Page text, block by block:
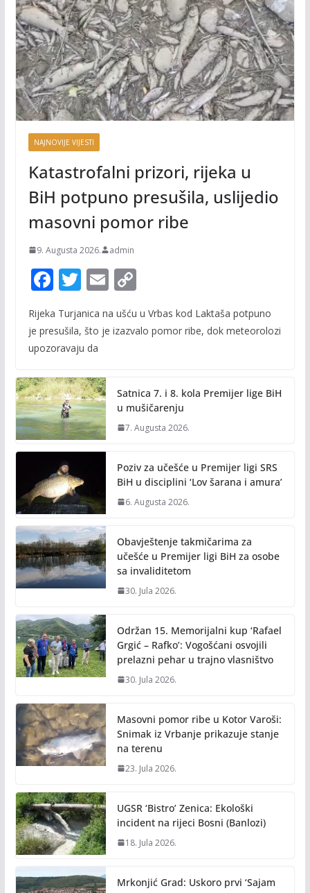
NAJNOVIJE VIJESTI
Katastrofalni prizori, rijeka u
BiH potpuno presušila, uslijedio
masovni pomor ribe
9. Augusta 2026. admin
F
e
b
o
k
T
itt
er
E
ai
C
p
n
k
Rijeka Turjanica na ušću u Vrbas kod Laktaša potpuno
je presušila, što je izazvalo pomor ribe, dok meteorolozi
upozoravaju da
Satnica 7. i 8. kola Premijer lige BiH
u mušičarenju
7. Augusta 2026.
Poziv za učešće u Premijer ligi SRS
BiH u disciplini ‘Lov šarana i amura’
6. Augusta 2026.
Obavještenje takmičarima za
učešće u Premijer ligi BiH za osobe
sa invaliditetom
30. Jula 2026.
Održan 15. Memorijalni kup ‘Rafael
Grgić – Rafko’: Vogošćani osvojili
prelazni pehar u trajno vlasništvo
30. Jula 2026.
Masovni pomor ribe u Kotor Varoši:
Snimak iz Vrbanje prikazuje stanje
na terenu
23. Jula 2026.
UGSR ‘Bistro’ Zenica: Ekološki
incident na rijeci Bosni (Banlozi)
18. Jula 2026.
Mrkonjić Grad: Uskoro prvi ‘Sajam